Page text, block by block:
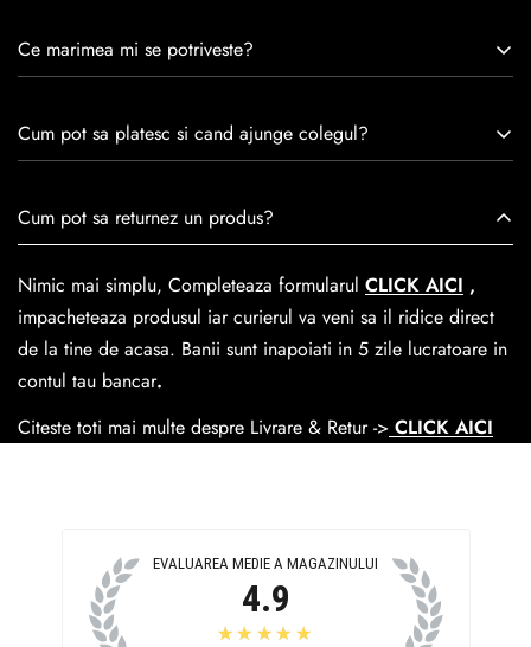
experiență de peste 30 de ani în industria modei, Caspian se
satisfacția clienților.Fiecare pereche de încălțăminte Caspian
este creată cu mândrie de meșteri pricepuți, care aduc la
trecerea timpului.
Ce marimea mi se potriveste?
Cum pot sa platesc si cand ajunge colegul?
medie livrarea dureaza 1-2 zilelucratoare prin
Easybox-ul Emag.
Cosul de livrareeste 15 lei pentru o comanda mai mica de
390 lei si Gratuit pentru o comanda de peste 390 lei.
Cum pot sa returnez un produs?
Nimic mai simplu, Completeaza formularul CLICK AICI ,
impacheteaza produsul iar curierul va veni sa il ridice direct
de la tine de acasa. Banii sunt inapoiati in 5 zile lucratoare in
contul tau bancar.
Citeste toti mai multe despre Livrare & Retur -> CLICK AICI
EVALUAREA MEDIE A MAGAZINULUI
4.9
★★★★★